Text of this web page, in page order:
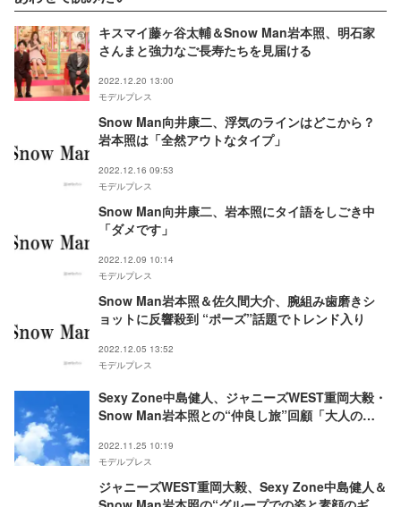
キスマイ藤ヶ谷太輔＆Snow Man岩本照、明石家
さんまと強力なご長寿たちを見届ける
2022.12.20 13:00
モデルプレス
Snow Man向井康二、浮気のラインはどこから？
岩本照は「全然アウトなタイプ」
2022.12.16 09:53
モデルプレス
Snow Man向井康二、岩本照にタイ語をしごき中
「ダメです」
2022.12.09 10:14
モデルプレス
Snow Man岩本照＆佐久間大介、腕組み歯磨きシ
ョットに反響殺到 “ポーズ”話題でトレンド入り
2022.12.05 13:52
モデルプレス
Sexy Zone中島健人、ジャニーズWEST重岡大毅・
Snow Man岩本照との“仲良し旅”回顧「大人の青
2022.11.25 10:19
モデルプレス
ジャニーズWEST重岡大毅、Sexy Zone中島健人＆